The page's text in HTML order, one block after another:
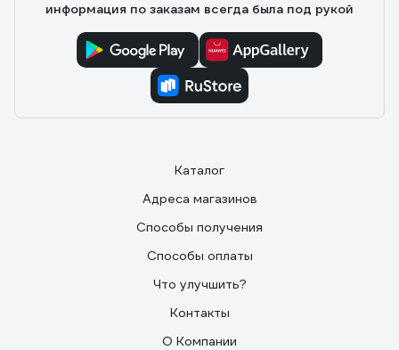
информация по заказам всегда была под рукой
Каталог
Адреса магазинов
Способы получения
Способы оплаты
Что улучшить?
Контакты
О Компании